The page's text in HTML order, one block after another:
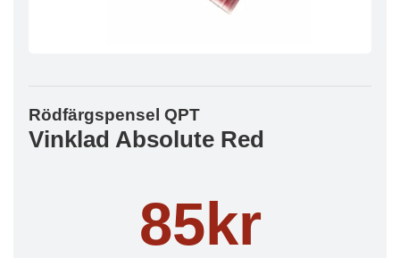
Rödfärgspensel QPT
Vinklad Absolute Red
85kr